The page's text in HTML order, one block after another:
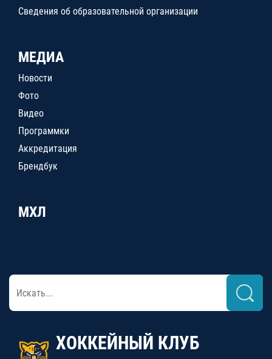
Сведения об образовательной организации
МЕДИА
Новости
Фото
Видео
Программки
Аккредитация
Брендбук
МХЛ
ХОККЕЙНЫЙ КЛУБ